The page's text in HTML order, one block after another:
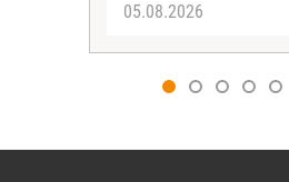
05.08.2026